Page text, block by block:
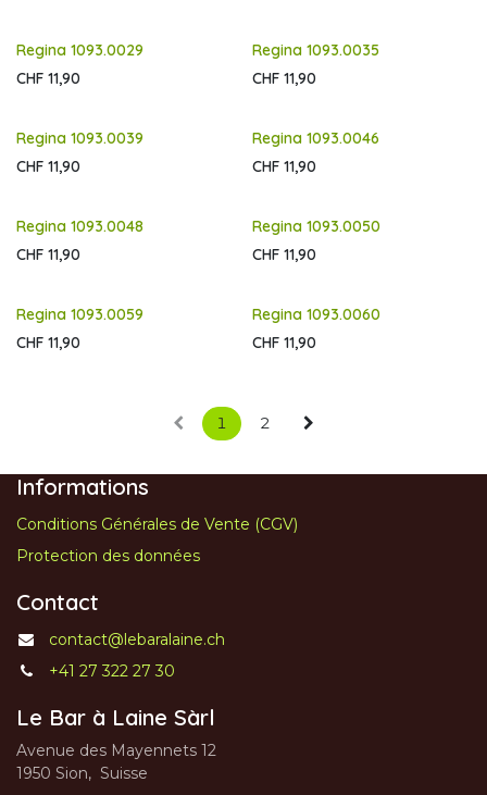
Regina 1093.0029
CHF 11,90
Regina 1093.0035
CHF 11,90
Regina 1093.0039
CHF 11,90
Regina 1093.0046
CHF 11,90
Regina 1093.0048
CHF 11,90
Regina 1093.0050
CHF 11,90
Regina 1093.0059
CHF 11,90
Regina 1093.0060
CHF 11,90
1 2
Informations
Conditions Générales de Vente (CGV)
Protection des données
Contact
contact@lebaralaine.ch
+41 27 322 27 30
Le Bar à Laine Sàrl
Avenue des Mayennets 12
1950 Sion, Suisse